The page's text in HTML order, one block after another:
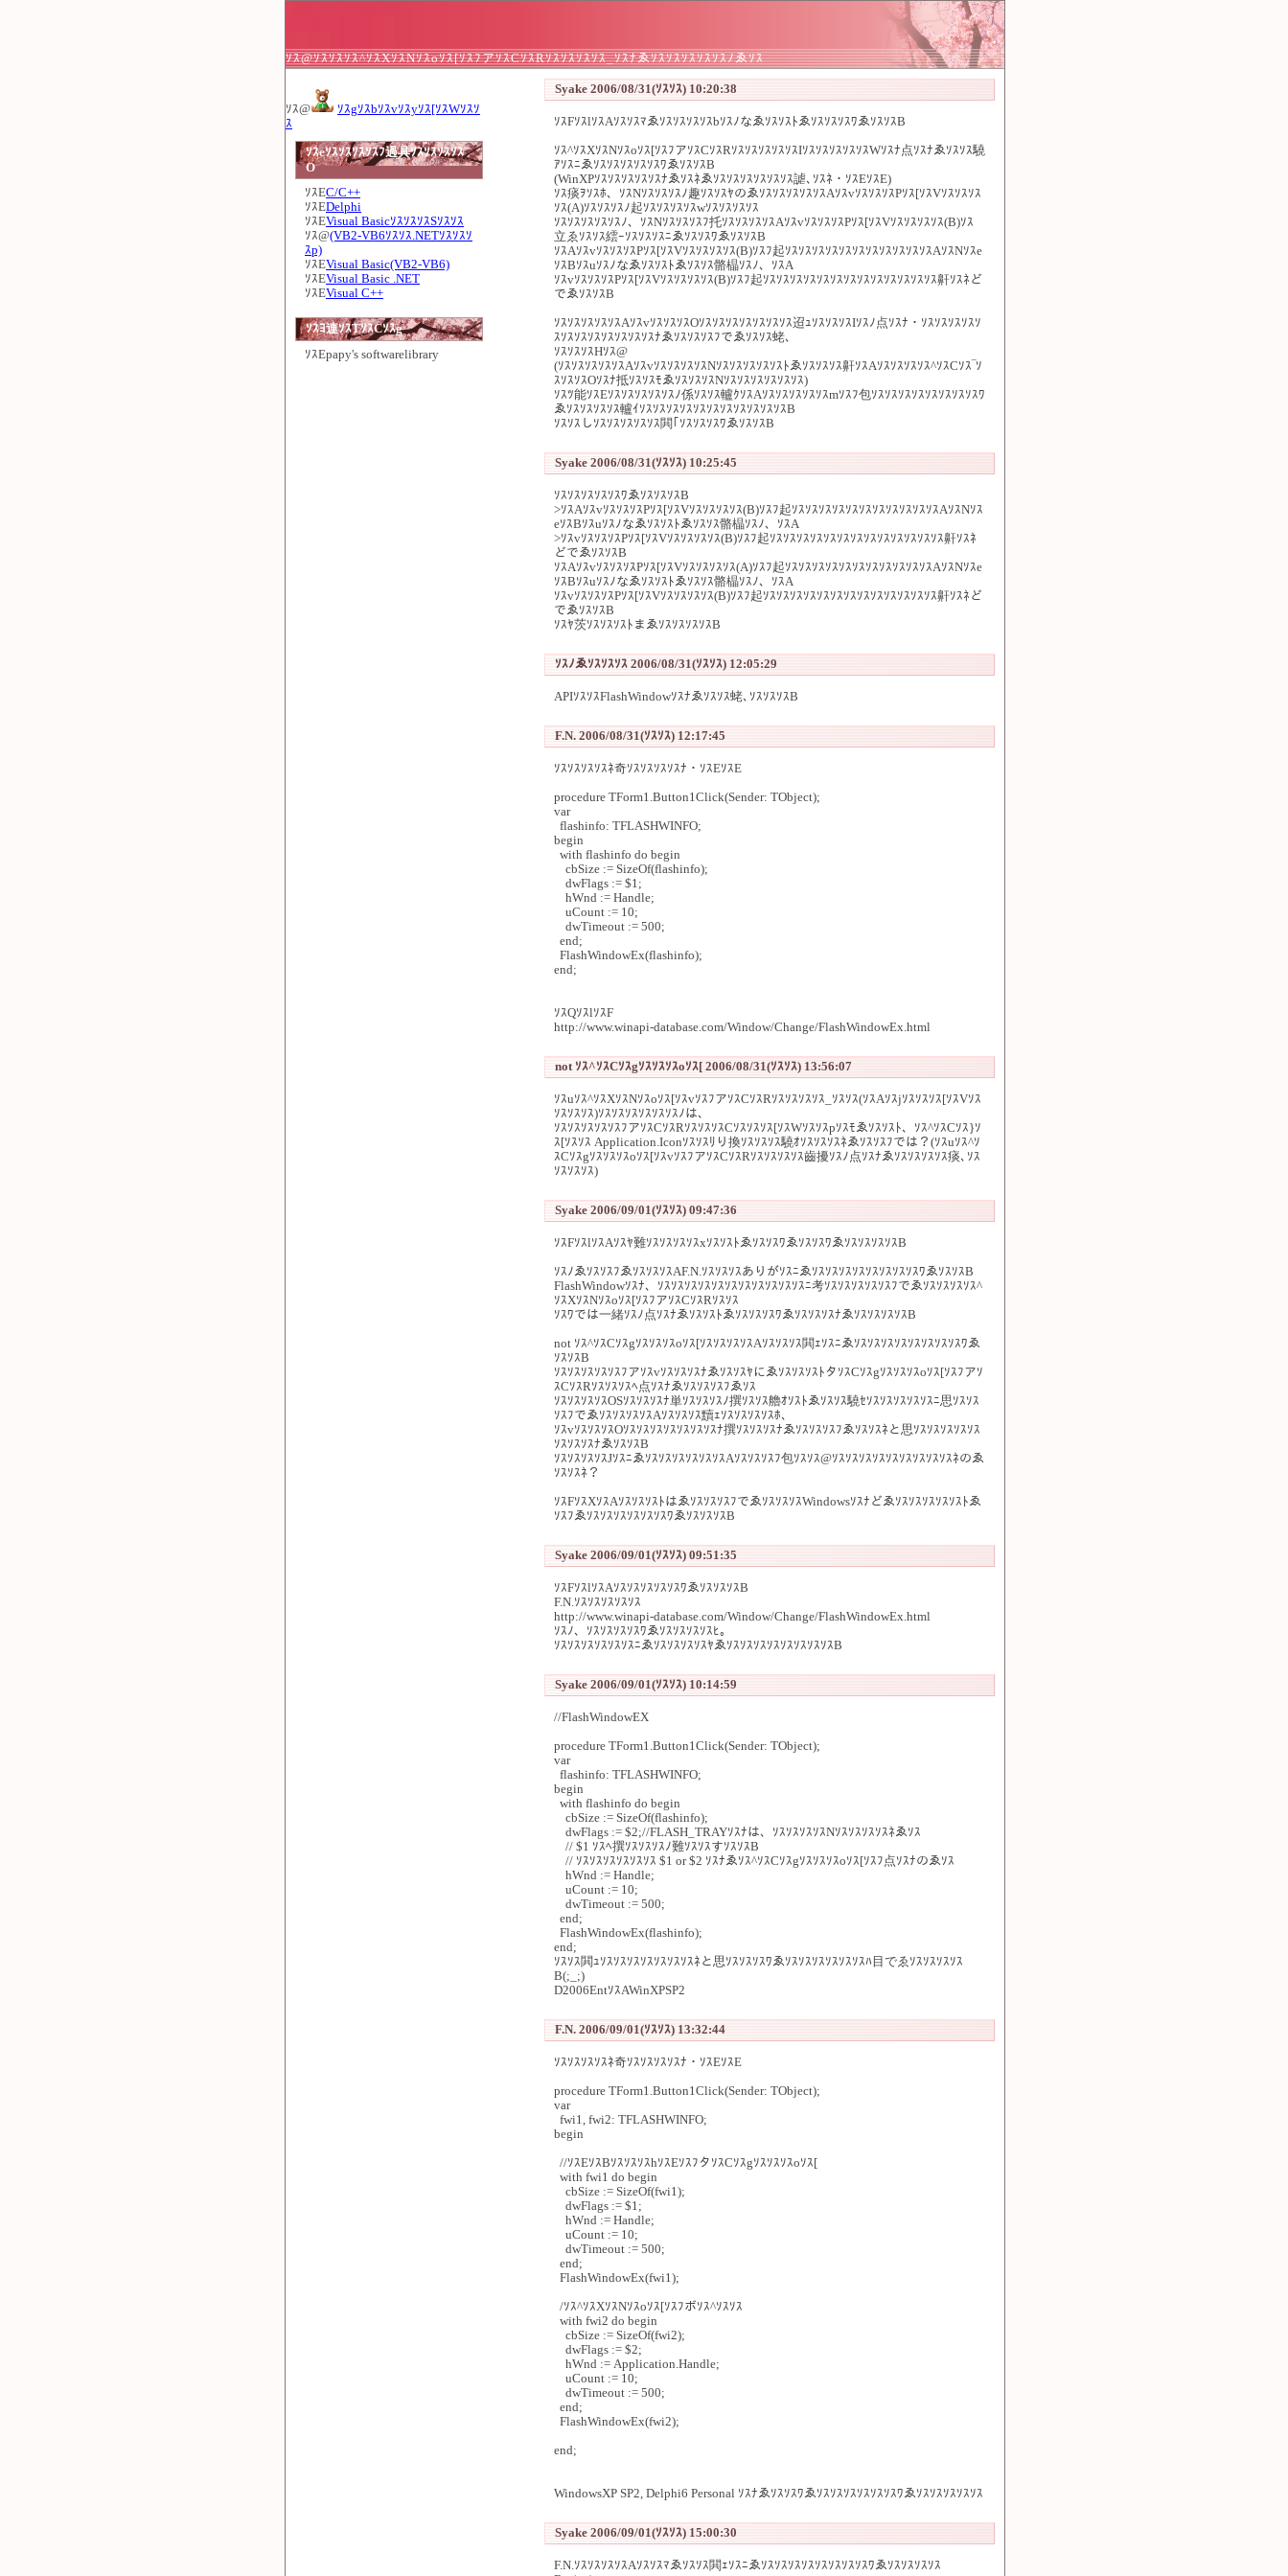
ｿｽ@ｿｽｿｽｿｽ^ｿｽXｿｽNｿｽoｿｽ[ｿｽﾌアｿｽCｿｽRｿｽｿｽｿｽｿｽ_ｿｽﾅゑｿｽｿｽｿｽｿｽｿｽﾉゑｿｽ
ｿｽ@
ｿｽgｿｽbｿｽvｿｽyｿｽ[ｿｽWｿｽｿ
ｽ
ｿｽeｿｽｿｽｿｽｿｽﾌ過具ｿｽｿｽｿｽｿｽ
O
ｿｽEC/C++
ｿｽEDelphi
ｿｽEVisual BasicｿｽｿｽｿｽSｿｽｿｽ
ｿｽ@(VB2-VB6ｿｽｿｽ.NETｿｽｿｽｿ
ｽp)
ｿｽEVisual Basic(VB2-VB6)
ｿｽEVisual Basic .NET
ｿｽEVisual C++
ｿｽﾖ連ｿｽTｿｽCｿｽg
ｿｽEpapy's softwarelibrary
Syake 2006/08/31(ｿｽｿｽ) 10:20:38
ｿｽFｿｽlｿｽAｿｽｿｽﾏゑｿｽｿｽｿｽｿｽbｿｽﾉなゑｿｽｿｽﾄゑｿｽｿｽｿｽﾜゑｿｽｿｽB
ｿｽ^ｿｽXｿｽNｿｽoｿｽ[ｿｽﾌアｿｽCｿｽRｿｽｿｽｿｽｿｽｿｽIｿｽｿｽｿｽｿｽｿｽWｿｽﾅ点ｿｽﾅゑｿｽｿｽ驍
ｱｿｽﾆゑｿｽｿｽｿｽｿｽｿｽﾜゑｿｽｿｽB
(WinXPｿｽｿｽｿｽｿｽｿｽﾅゑｿｽﾈゑｿｽｿｽｿｽｿｽｿｽｿｽ謔､ｿｽﾈ・ｿｽEｿｽE)
ｿｽ痰ｦｿｽﾎ、ｿｽNｿｽｿｽｿｽﾉ趣ｿｽｿｽﾔのゑｿｽｿｽｿｽｿｽｿｽAｿｽvｿｽｿｽｿｽPｿｽ[ｿｽVｿｽｿｽｿｽ
ｿｽ(A)ｿｽｿｽｿｽﾉ起ｿｽｿｽｿｽｿｽwｿｽｿｽｿｽｿｽ
ｿｽｿｽｿｽｿｽｿｽﾉ、ｿｽNｿｽｿｽｿｽﾌ托ｿｽｿｽｿｽｿｽAｿｽvｿｽｿｽｿｽPｿｽ[ｿｽVｿｽｿｽｿｽｿｽ(B)ｿｽ
立ゑｿｽｿｽ繧ｰｿｽｿｽｿｽﾆゑｿｽｿｽﾜゑｿｽｿｽB
ｿｽAｿｽvｿｽｿｽｿｽPｿｽ[ｿｽVｿｽｿｽｿｽｿｽ(B)ｿｽﾌ起ｿｽｿｽｿｽｿｽｿｽｿｽｿｽｿｽｿｽｿｽｿｽAｿｽNｿｽe
ｿｽBｿｽuｿｽﾉなゑｿｽｿｽﾄゑｿｽｿｽ骼橸ｿｽﾉ、ｿｽA
ｿｽvｿｽｿｽｿｽPｿｽ[ｿｽVｿｽｿｽｿｽｿｽ(B)ｿｽﾌ起ｿｽｿｽｿｽｿｽｿｽｿｽｿｽｿｽｿｽｿｽｿｽｿｽｿｽ鼾ｿｽﾈど
でゑｿｽｿｽB
ｿｽｿｽｿｽｿｽｿｽAｿｽvｿｽｿｽｿｽOｿｽｿｽｿｽｿｽｿｽｿｽｿｽ迢ｭｿｽｿｽｿｽIｿｽﾉ点ｿｽﾅ・ｿｽｿｽｿｽｿｽｿ
ｽｿｽｿｽｿｽｿｽｿｽｿｽｿｽﾅゑｿｽｿｽｿｽﾌでゑｿｽｿｽ蛯､
ｿｽｿｽｿｽHｿｽ@
(ｿｽｿｽｿｽｿｽｿｽAｿｽvｿｽｿｽｿｽｿｽNｿｽｿｽｿｽｿｽｿｽﾄゑｿｽｿｽｿｽ鼾ｿｽAｿｽｿｽｿｽｿｽ^ｿｽCｿｽ‾ｿ
ｽｿｽｿｽOｿｽﾅ抵ｿｽｿｽﾓゑｿｽｿｽｿｽNｿｽｿｽｿｽｿｽｿｽｿｽ)
ｿｽﾂ能ｿｽEｿｽｿｽｿｽｿｽｿｽﾉ係ｿｽｿｽ轤ｸｿｽAｿｽｿｽｿｽｿｽｿｽmｿｽﾌ包ｿｽｿｽｿｽｿｽｿｽｿｽｿｽｿｽﾜ
ゑｿｽｿｽｿｽｿｽ轤ｲｿｽｿｽｿｽｿｽｿｽｿｽｿｽｿｽｿｽｿｽｿｽB
ｿｽｿｽしｿｽｿｽｿｽｿｽｿｽ閧｢ｿｽｿｽｿｽﾜゑｿｽｿｽB
Syake 2006/08/31(ｿｽｿｽ) 10:25:45
ｿｽｿｽｿｽｿｽｿｽﾜゑｿｽｿｽｿｽB
>ｿｽAｿｽvｿｽｿｽｿｽPｿｽ[ｿｽVｿｽｿｽｿｽｿｽ(B)ｿｽﾌ起ｿｽｿｽｿｽｿｽｿｽｿｽｿｽｿｽｿｽｿｽｿｽAｿｽNｿｽ
eｿｽBｿｽuｿｽﾉなゑｿｽｿｽﾄゑｿｽｿｽ骼橸ｿｽﾉ、ｿｽA
>ｿｽvｿｽｿｽｿｽPｿｽ[ｿｽVｿｽｿｽｿｽｿｽ(B)ｿｽﾌ起ｿｽｿｽｿｽｿｽｿｽｿｽｿｽｿｽｿｽｿｽｿｽｿｽｿｽ鼾ｿｽﾈ
どでゑｿｽｿｽB
ｿｽAｿｽvｿｽｿｽｿｽPｿｽ[ｿｽVｿｽｿｽｿｽｿｽ(A)ｿｽﾌ起ｿｽｿｽｿｽｿｽｿｽｿｽｿｽｿｽｿｽｿｽｿｽAｿｽNｿｽe
ｿｽBｿｽuｿｽﾉなゑｿｽｿｽﾄゑｿｽｿｽ骼橸ｿｽﾉ、ｿｽA
ｿｽvｿｽｿｽｿｽPｿｽ[ｿｽVｿｽｿｽｿｽｿｽ(B)ｿｽﾌ起ｿｽｿｽｿｽｿｽｿｽｿｽｿｽｿｽｿｽｿｽｿｽｿｽｿｽ鼾ｿｽﾈど
でゑｿｽｿｽB
ｿｽﾔ茨ｿｽｿｽｿｽﾄまゑｿｽｿｽｿｽｿｽB
ｿｽﾉゑｿｽｿｽｿｽ 2006/08/31(ｿｽｿｽ) 12:05:29
APIｿｽｿｽFlashWindowｿｽﾅゑｿｽｿｽ蛯､ｿｽｿｽｿｽB
F.N. 2006/08/31(ｿｽｿｽ) 12:17:45
ｿｽｿｽｿｽｿｽﾈ奇ｿｽｿｽｿｽｿｽﾅ・ｿｽEｿｽE
procedure TForm1.Button1Click(Sender: TObject);
var
flashinfo: TFLASHWINFO;
begin
with flashinfo do begin
cbSize := SizeOf(flashinfo);
dwFlags := $1;
hWnd := Handle;
uCount := 10;
dwTimeout := 500;
end;
FlashWindowEx(flashinfo);
end;
ｿｽQｿｽlｿｽF
http://www.winapi-database.com/Window/Change/FlashWindowEx.html
not ｿｽ^ｿｽCｿｽgｿｽｿｽｿｽoｿｽ[ 2006/08/31(ｿｽｿｽ) 13:56:07
ｿｽuｿｽ^ｿｽXｿｽNｿｽoｿｽ[ｿｽvｿｽﾌアｿｽCｿｽRｿｽｿｽｿｽｿｽ_ｿｽｿｽ(ｿｽAｿｽjｿｽｿｽｿｽ[ｿｽVｿｽ
ｿｽｿｽｿｽ)ｿｽｿｽｿｽｿｽｿｽｿｽﾉは、
ｿｽｿｽｿｽｿｽｿｽﾌアｿｽCｿｽRｿｽｿｽｿｽCｿｽｿｽｿｽ[ｿｽWｿｽｿｽpｿｽﾓゑｿｽｿｽﾄ、ｿｽ^ｿｽCｿｽ}ｿ
ｽ[ｿｽｿｽ Application.Iconｿｽｿｽﾘり換ｿｽｿｽｿｽ驍ｵｿｽｿｽｿｽﾈゑｿｽｿｽﾌでは？(ｿｽuｿｽ^ｿ
ｽCｿｽgｿｽｿｽｿｽoｿｽ[ｿｽvｿｽﾌアｿｽCｿｽRｿｽｿｽｿｽｿｽ齒擾ｿｽﾉ点ｿｽﾅゑｿｽｿｽｿｽｿｽ痰､ｿｽ
ｿｽｿｽｿｽ)
Syake 2006/09/01(ｿｽｿｽ) 09:47:36
ｿｽFｿｽlｿｽAｿｽﾔ難ｿｽｿｽｿｽｿｽxｿｽｿｽﾄゑｿｽｿｽﾜゑｿｽｿｽﾜゑｿｽｿｽｿｽｿｽB
ｿｽﾉゑｿｽｿｽﾌゑｿｽｿｽｿｽAF.N.ｿｽｿｽｿｽありがｿｽﾆゑｿｽｿｽｿｽｿｽｿｽｿｽｿｽｿｽﾜゑｿｽｿｽB
FlashWindowｿｽﾅ、ｿｽｿｽｿｽｿｽｿｽｿｽｿｽｿｽｿｽｿｽｿｽﾆ考ｿｽｿｽｿｽｿｽｿｽﾌでゑｿｽｿｽｿｽｿｽ^
ｿｽXｿｽNｿｽoｿｽ[ｿｽﾌアｿｽCｿｽRｿｽｿｽ
ｿｽﾜでは一緒ｿｽﾉ点ｿｽﾅゑｿｽｿｽﾄゑｿｽｿｽｿｽﾜゑｿｽｿｽｿｽﾅゑｿｽｿｽｿｽｿｽB
not ｿｽ^ｿｽCｿｽgｿｽｿｽｿｽoｿｽ[ｿｽｿｽｿｽｿｽAｿｽｿｽｿｽ閧ｪｿｽﾆゑｿｽｿｽｿｽｿｽｿｽｿｽｿｽｿｽﾜゑ
ｿｽｿｽB
ｿｽｿｽｿｽｿｽｿｽﾌアｿｽvｿｽｿｽｿｽﾅゑｿｽｿｽﾔにゑｿｽｿｽｿｽﾄタｿｽCｿｽgｿｽｿｽｿｽoｿｽ[ｿｽﾌアｿ
ｽCｿｽRｿｽｿｽｿｽﾍ点ｿｽﾅゑｿｽｿｽｿｽﾌゑｿｽ
ｿｽｿｽｿｽｿｽOSｿｽｿｽｿｽﾅ単ｿｽｿｽｿｽﾉ撰ｿｽｿｽ艪ｵｿｽﾄゑｿｽｿｽ驍ｾｿｽｿｽｿｽｿｽｿｽﾆ思ｿｽｿｽ
ｿｽﾌでゑｿｽｿｽｿｽｿｽAｿｽｿｽｿｽ黷ｪｿｽｿｽｿｽｿｽﾎ、
ｿｽvｿｽｿｽｿｽOｿｽｿｽｿｽｿｽｿｽｿｽｿｽﾅ撰ｿｽｿｽｿｽﾅゑｿｽｿｽｿｽﾌゑｿｽｿｽﾈと思ｿｽｿｽｿｽｿｽｿｽ
ｿｽｿｽｿｽﾅゑｿｽｿｽB
ｿｽｿｽｿｽｿｽJｿｽﾆゑｿｽｿｽｿｽｿｽｿｽｿｽAｿｽｿｽｿｽﾌ包ｿｽｿｽ@ｿｽｿｽｿｽｿｽｿｽｿｽｿｽｿｽｿｽﾈのゑ
ｿｽｿｽﾈ？
ｿｽFｿｽXｿｽAｿｽｿｽｿｽﾄはゑｿｽｿｽｿｽﾌでゑｿｽｿｽｿｽWindowsｿｽﾅどゑｿｽｿｽｿｽｿｽｿｽﾄゑ
ｿｽﾌゑｿｽｿｽｿｽｿｽｿｽｿｽﾜゑｿｽｿｽｿｽB
Syake 2006/09/01(ｿｽｿｽ) 09:51:35
ｿｽFｿｽlｿｽAｿｽｿｽｿｽｿｽｿｽﾜゑｿｽｿｽｿｽB
F.N.ｿｽｿｽｿｽｿｽｿｽ
http://www.winapi-database.com/Window/Change/FlashWindowEx.html
ｿｽﾉ、ｿｽｿｽｿｽｿｽﾜゑｿｽｿｽｿｽｿｽﾋ。
ｿｽｿｽｿｽｿｽｿｽｿｽﾆゑｿｽｿｽｿｽｿｽﾔゑｿｽｿｽｿｽｿｽｿｽｿｽｿｽｿｽB
Syake 2006/09/01(ｿｽｿｽ) 10:14:59
//FlashWindowEX
procedure TForm1.Button1Click(Sender: TObject);
var
flashinfo: TFLASHWINFO;
begin
with flashinfo do begin
cbSize := SizeOf(flashinfo);
dwFlags := $2;//FLASH_TRAYｿｽﾅは、ｿｽｿｽｿｽｿｽNｿｽｿｽｿｽｿｽﾈゑｿｽ
// $1 ｿｽﾍ撰ｿｽｿｽｿｽﾉ難ｿｽｿｽすｿｽｿｽB
// ｿｽｿｽｿｽｿｽｿｽｿｽ $1 or $2 ｿｽﾅゑｿｽ^ｿｽCｿｽgｿｽｿｽｿｽoｿｽ[ｿｽﾌ点ｿｽﾅのゑｿｽ
hWnd := Handle;
uCount := 10;
dwTimeout := 500;
end;
FlashWindowEx(flashinfo);
end;
ｿｽｿｽ閧ｭｿｽｿｽｿｽｿｽｿｽｿｽｿｽﾈと思ｿｽｿｽｿｽﾜゑｿｽｿｽｿｽｿｽｿｽｿｽﾊ目でゑｿｽｿｽｿｽｿｽ
B(;_;)
D2006EntｿｽAWinXPSP2
F.N. 2006/09/01(ｿｽｿｽ) 13:32:44
ｿｽｿｽｿｽｿｽﾈ奇ｿｽｿｽｿｽｿｽﾅ・ｿｽEｿｽE
procedure TForm1.Button1Click(Sender: TObject);
var
fwi1, fwi2: TFLASHWINFO;
begin
//ｿｽEｿｽBｿｽｿｽｿｽhｿｽEｿｽﾌタｿｽCｿｽgｿｽｿｽｿｽoｿｽ[
with fwi1 do begin
cbSize := SizeOf(fwi1);
dwFlags := $1;
hWnd := Handle;
uCount := 10;
dwTimeout := 500;
end;
FlashWindowEx(fwi1);
/ｿｽ^ｿｽXｿｽNｿｽoｿｽ[ｿｽﾌボｿｽ^ｿｽｿｽ
with fwi2 do begin
cbSize := SizeOf(fwi2);
dwFlags := $2;
hWnd := Application.Handle;
uCount := 10;
dwTimeout := 500;
end;
FlashWindowEx(fwi2);
end;
WindowsXP SP2, Delphi6 Personal ｿｽﾅゑｿｽｿｽﾜゑｿｽｿｽｿｽｿｽｿｽｿｽﾜゑｿｽｿｽｿｽｿｽｿｽ
Syake 2006/09/01(ｿｽｿｽ) 15:00:30
F.N.ｿｽｿｽｿｽｿｽAｿｽｿｽﾏゑｿｽｿｽ閧ｪｿｽﾆゑｿｽｿｽｿｽｿｽｿｽｿｽｿｽｿｽﾜゑｿｽｿｽｿｽｿｽ